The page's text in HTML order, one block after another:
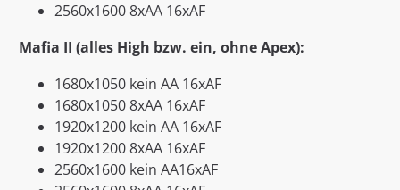
2560x1600 8xAA 16xAF
Mafia II (alles High bzw. ein, ohne Apex):
1680x1050 kein AA 16xAF
1680x1050 8xAA 16xAF
1920x1200 kein AA 16xAF
1920x1200 8xAA 16xAF
2560x1600 kein AA16xAF